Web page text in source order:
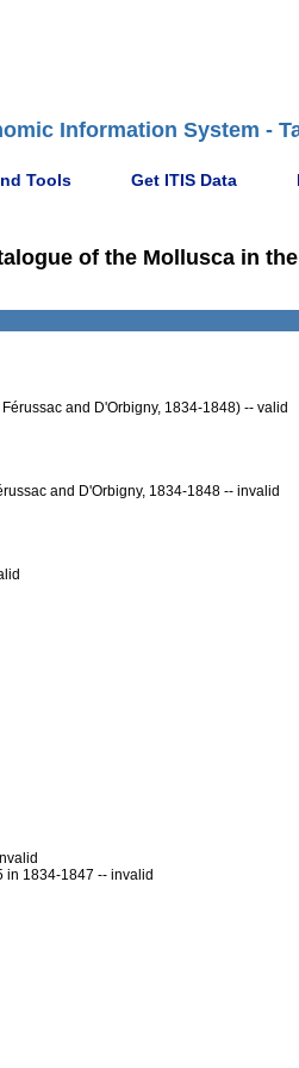
Information System -
Tools Get ITIS Data
of the Mollusca in
and D'Orbigny, 1834-1848) -- valid
and D'Orbigny, 1834-1848 -- invalid
in 1834-1847 -- invalid